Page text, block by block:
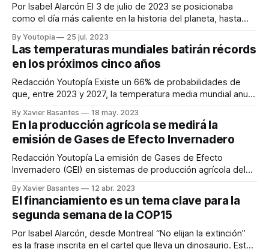
Por Isabel Alarcón El 3 de julio de 2023 se posicionaba
como el día más caliente en la historia del planeta, hasta
nuevamente cuando llegó el 5 del mismo mes. Para
quienes aún tienen dudas sobre el avance del cambio
climático,
By Youtopia 25 jul. 2023
Las temperaturas mundiales batirán récords
en los próximos cinco años
Redacción Youtopía Existe un 66% de probabilidades de
que, entre 2023 y 2027, la temperatura media mundial anual
preindustriales durante al menos un año. Además, hay un
98% de probabilidades de que al menos uno de los
By Xavier Basantes 18 may. 2023
En la producción agrícola se medirá la
emisión de Gases de Efecto Invernadero
Redacción Youtopía La emisión de Gases de Efecto
Invernadero (GEI) en sistemas de producción agrícola del
de la iniciativa Definición e implementación piloto del
Sistema MRV (medición, reporte y verificación), para las
acciones relacionadas con los sistemas agroproductivos
sostenibles. La
By Xavier Basantes 12 abr. 2023
El financiamiento es un tema clave para la
segunda semana de la COP15
Por Isabel Alarcón, desde Montreal “No elijan la extinción”
es la frase inscrita en el cartel que lleva un dinosaurio. Este